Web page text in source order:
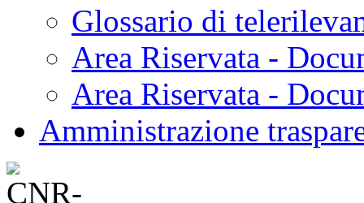
Glossario di
Area Riservata -
Area Riservata -
Amministrazione